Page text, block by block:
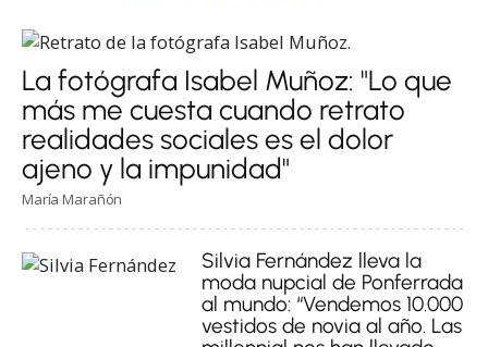
La fotógrafa Isabel Muñoz: "Lo que
más me cuesta cuando retrato
realidades sociales es el dolor
ajeno y la impunidad"
María Marañón
Silvia Fernández lleva la
moda nupcial de Ponferrada
al mundo: “Vendemos 10.000
vestidos de novia al año. Las